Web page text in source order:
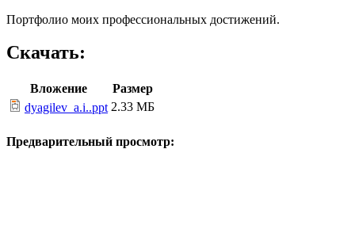
Портфолио моих профессиональных достижений.
Скачать:
Вложение
Размер
dyagilev_a.i..ppt 2.33 МБ
Предварительный просмотр: